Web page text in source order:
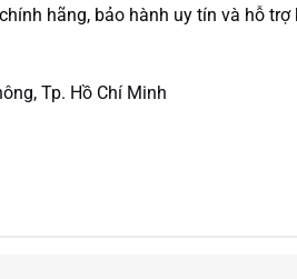
hãng, bảo hành uy tín và hỗ
Tp. Hồ Chí Minh